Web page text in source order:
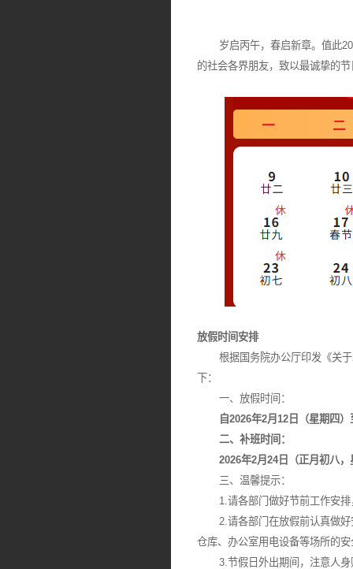
岁启丙午，春启新章。值此
的社会各界朋友，致以最诚挚的
放假时间安排
根据国务院办公厅印发《关于
下：
一、放假时间：
自2026年2月12日（星期四）
二、补班时间：
2026年2月24日（正月初八，
三、温馨提示：
1.请各部门做好节前工作安排
2.请各部门在放假前认真做好
仓库、办公室用电设备等场所的安
3.节假日外出期间，注意人身